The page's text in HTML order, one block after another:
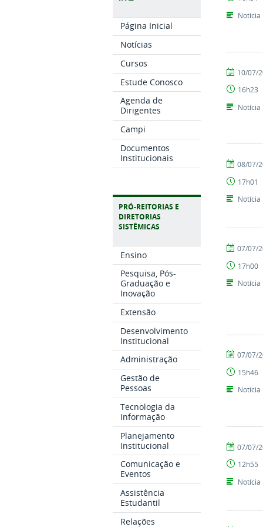
Página Inicial
Notícias
Cursos
Estude Conosco
Agenda de
Dirigentes
Campi
Documentos
Institucionais
PRÓ-REITORIAS E
DIRETORIAS
SISTÊMICAS
Ensino
Pesquisa, Pós-
Graduação e
Inovação
Extensão
Desenvolvimento
Institucional
Administração
Gestão de
Pessoas
Tecnologia da
Informação
Planejamento
Institucional
Comunicação e
Eventos
Assistência
Estudantil
Relações
Notícia
por
Abreu
publicado
10/07/
16h23
Notícia
por
Rodrigues
publicado
08/07/
17h01
Notícia
por
Abreu
publicado
07/07/
17h00
Notícia
por
Thiara
Oliveira
publicado
07/07/
15h46
Notícia
por
Pino
publicado
07/07/
12h55
Notícia